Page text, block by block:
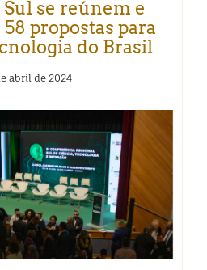
Sul se reúnem e
propostas para
do Brasil
abril de 2024